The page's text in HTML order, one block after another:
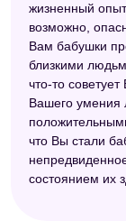
жизненный
возможно,
Вам бабушки
близкими
что-то
Вашего умения
что Вы стали
состоянием их